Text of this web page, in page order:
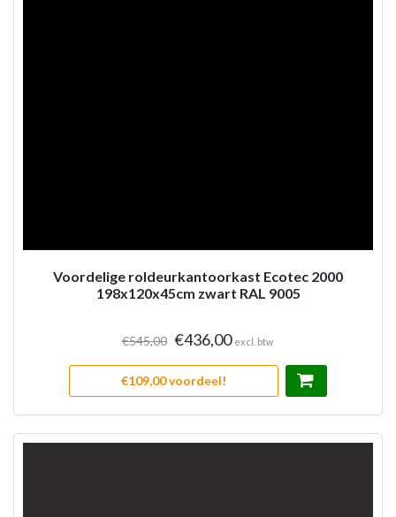
Voordelige roldeurkantoorkast Ecotec 2000
198x120x45cm zwart RAL 9005
€545,00 €436,00 excl. btw
€109,00 voordeel!